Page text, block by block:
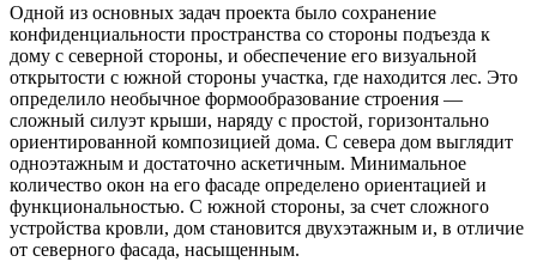
Одной из основных задач проекта было сохранение
конфиденциальности пространства со стороны подъезда к
дому с северной стороны, и обеспечение его визуальной
открытости с южной стороны участка, где находится лес. Это
определило необычное формообразование строения —
сложный силуэт крыши, наряду с простой, горизонтально
ориентированной композицией дома. С севера дом выглядит
одноэтажным и достаточно аскетичным. Минимальное
количество окон на его фасаде определено ориентацией и
функциональностью. С южной стороны, за счет сложного
устройства кровли, дом становится двухэтажным и, в отличие
от северного фасада, насыщенным.